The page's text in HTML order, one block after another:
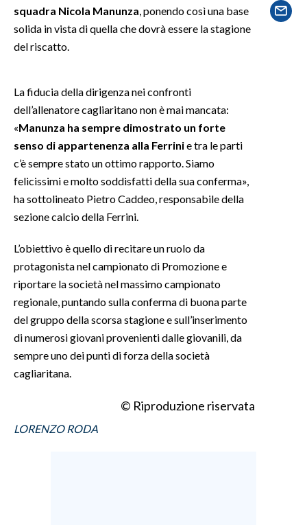
SARDEGNA TURISMO
NOTIZIE
EVENTI
#CARAUNIONE
3 MINUTI CON
INFO AZIENDE
ABBONATI
ANNUNCI
NECROLOGI
PUBBLICITÀ
STORE
squadra Nicola Manunza , ponendo così una base
solida in vista di quella che dovrà essere la stagione
del riscatto.
La fiducia della dirigenza nei confronti
dell’allenatore cagliaritano non è mai mancata:
«Manunza ha sempre dimostrato un forte
senso di appartenenza alla Ferrinie tra le parti
c’è sempre stato un ottimo rapporto. Siamo
felicissimi e molto soddisfatti della sua conferma»,
ha sottolineato Pietro Caddeo, responsabile della
sezione calcio della Ferrini.
L’obiettivo è quello di recitare un ruolo da
protagonista nel campionato di Promozione e
riportare la società nel massimo campionato
regionale, puntando sulla conferma di buona parte
del gruppo della scorsa stagione e sull’inserimento
di numerosi giovani provenienti dalle giovanili, da
sempre uno dei punti di forza della società
cagliaritana.
© Riproduzione riservata
LORENZO RODA